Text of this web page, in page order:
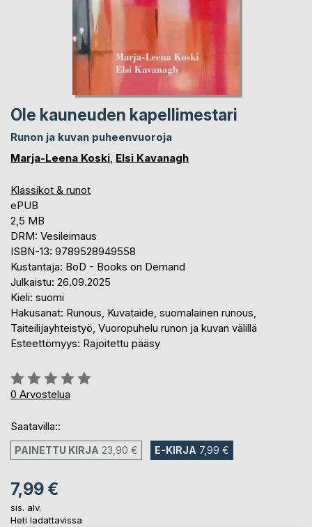
Ole kauneuden kapellimestari
Runon ja kuvan puheenvuoroja
Marja-Leena Koski Elsi Kavanagh
Klassikot & runot
ePUB
2,5 MB
DRM: Vesileimaus
ISBN-13: 9789528949558
Kustantaja: BoD - Books on Demand
Julkaistu: 26.09.2025
Kieli: suomi
Hakusanat: Runous, Kuvataide, suomalainen runous,
Taiteilijayhteistyö, Vuoropuhelu runon ja kuvan välillä
Esteettömyys: Rajoitettu pääsy
Arvostelu::
0%
0 Arvostelua
Saatavilla::
PAINETTU KIRJA 23,90 € E-KIRJA 7,99 €
7,99 €
sis. alv.
Heti ladattavissa